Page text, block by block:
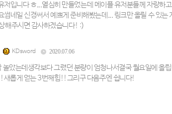
입니다 ㅎ...열심히 만들었는데 메이플 유저분들께 자랑하
썸네일 신경써서 예쁘게 준비해봤는데... 링크만 올릴 수 있
주시면 감사하겠습니다! :)
KDsword 2020.07.06
놀았는데생각보다 그렸던 분량이 엄청나서결국 월요일에
롭게 얻는 3번째힘!!그리구 다음주엔 쉽니다!